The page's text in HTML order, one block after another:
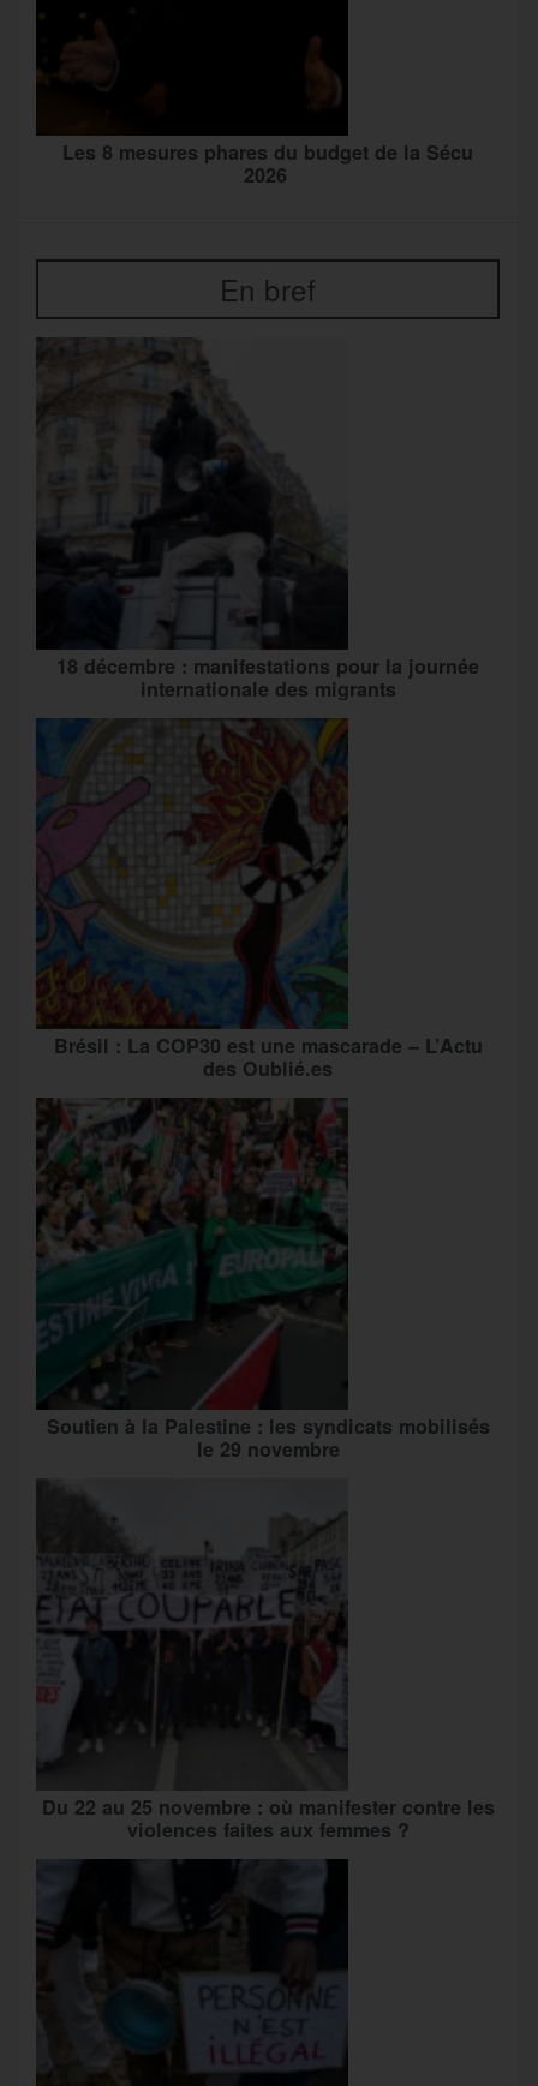
Les 8 mesures phares du budget de la Sécu
2026
En bref
18 décembre : manifestations pour la journée
internationale des migrants
Brésil : La COP30 est une mascarade – L’Actu
des Oublié.es
Soutien à la Palestine : les syndicats mobilisés
le 29 novembre
Du 22 au 25 novembre : où manifester contre les
violences faites aux femmes ?